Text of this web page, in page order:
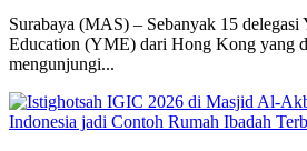
Surabaya (MAS) – Sebanyak 15 delegasi
Education (YME) dari Hong Kong yang
mengunjungi...